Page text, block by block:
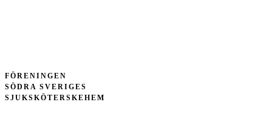
FÖRENINGEN
SÖDRA SVERIGES
SJUKSKÖTERSKEHEM